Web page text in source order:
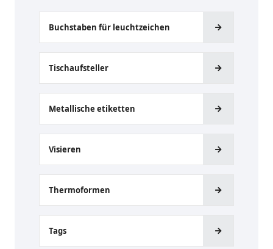
Buchstaben für leuchtzeichen
Tischaufsteller
Metallische etiketten
Visieren
Thermoformen
Tags